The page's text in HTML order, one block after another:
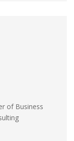
of Business